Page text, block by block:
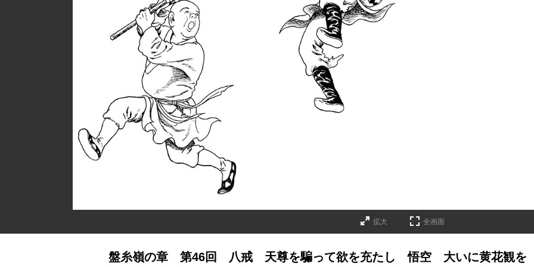
拡大 全画面
盤糸嶺の章 第46回 八戒 天尊を騙って欲を充たし 悟空 大いに黄花観を